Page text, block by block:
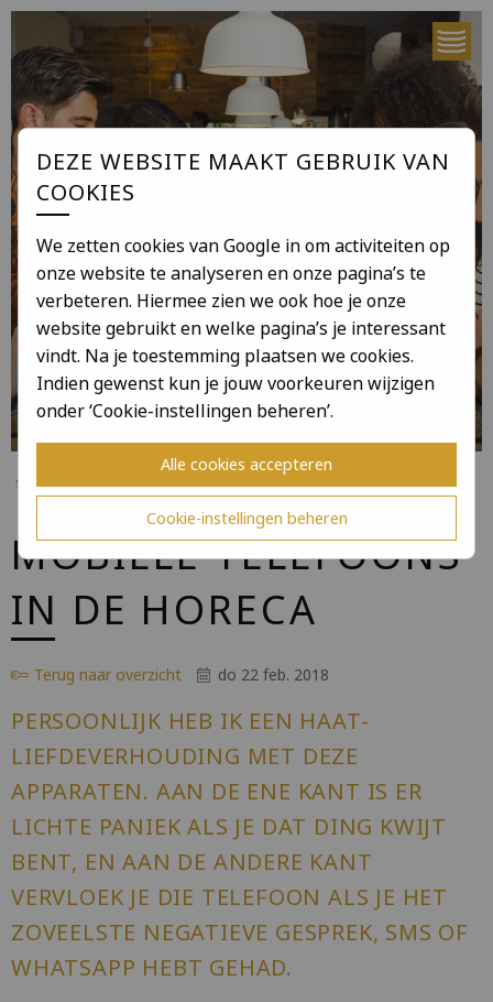
Yuri Verbeek Mobiele telefoons in de horeca
MOBIELE TELEFOONS
IN DE HORECA
Terug naar overzicht do 22 feb. 2018
PERSOONLIJK HEB IK EEN HAAT-
LIEFDEVERHOUDING MET DEZE
APPARATEN. AAN DE ENE KANT IS ER
LICHTE PANIEK ALS JE DAT DING KWIJT
BENT, EN AAN DE ANDERE KANT
VERVLOEK JE DIE TELEFOON ALS JE HET
ZOVEELSTE NEGATIEVE GESPREK, SMS OF
WHATSAPP HEBT GEHAD.
DEZE WEBSITE MAAKT GEBRUIK VAN
COOKIES
We zetten cookies van Google in om activiteiten op
onze website te analyseren en onze pagina’s te
verbeteren. Hiermee zien we ook hoe je onze
website gebruikt en welke pagina’s je interessant
vindt. Na je toestemming plaatsen we cookies.
Indien gewenst kun je jouw voorkeuren wijzigen
onder ‘Cookie-instellingen beheren’.
Alle cookies accepteren
Cookie-instellingen beheren